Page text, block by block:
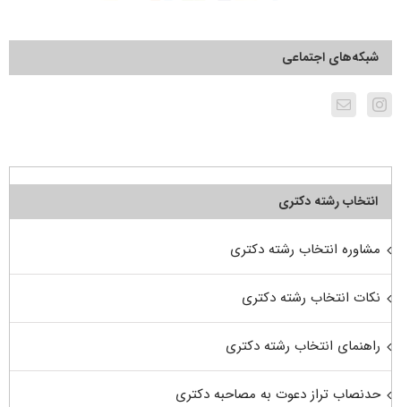
شبکه‌های اجتماعی
انتخاب رشته دکتری
مشاوره انتخاب رشته دکتری
نکات انتخاب رشته دکتری
راهنمای انتخاب رشته دکتری
حدنصاب تراز دعوت به مصاحبه دکتری